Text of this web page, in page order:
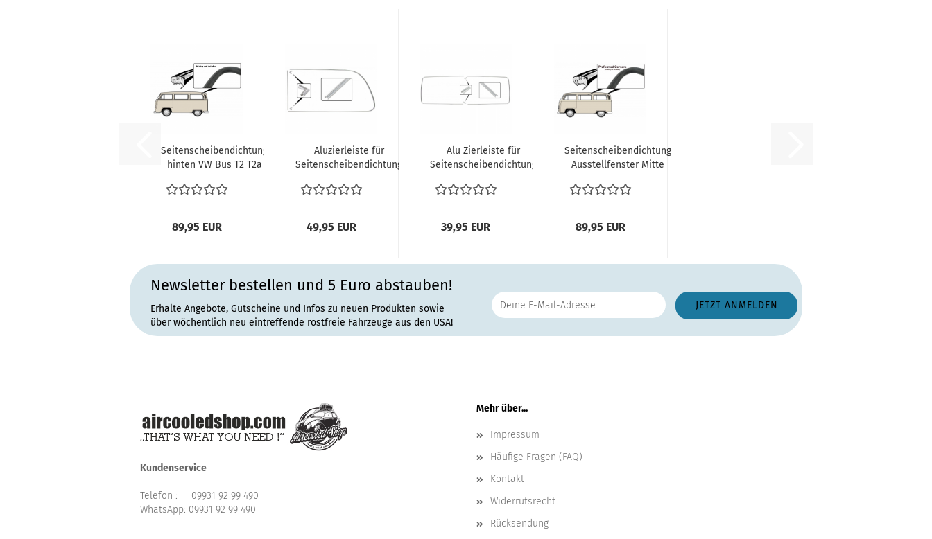
Seitenscheibendichtung
hinten VW Bus T2 T2a
89,95 EUR
Aluzierleiste für
Seitenscheibendichtung
49,95 EUR
Alu Zierleiste für
Seitenscheibendichtung
39,95 EUR
Seitenscheibendichtung
Ausstellfenster Mitte
89,95 EUR
Newsletter bestellen und 5 Euro abstauben!
Erhalte Angebote, Gutscheine und Infos zu neuen Produkten sowie
über wöchentlich neu eintreffende rostfreie Fahrzeuge aus den USA!
Kundenservice
Telefon : 09931 92 99 490
WhatsApp: 09931 92 99 490
Mehr über...
Impressum
Häufige Fragen (FAQ)
Kontakt
Widerrufsrecht
Rücksendung